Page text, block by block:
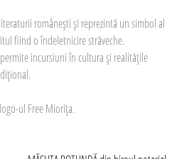
românești și reprezintă un simbol al
fiind o îndeletnicire străveche.
incursiuni în cultura și realitățile
ul Free Miorița.